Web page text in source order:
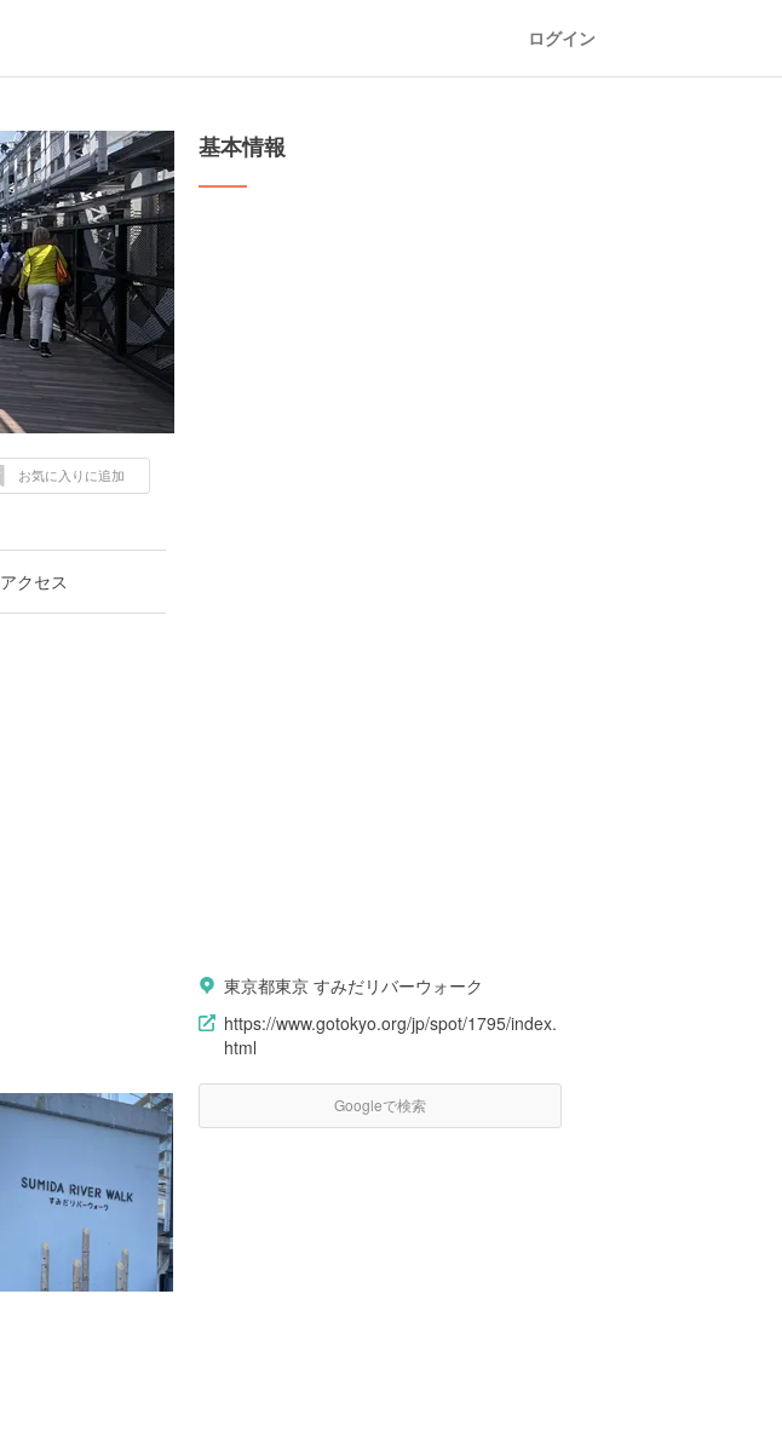
ログイン
お気に入りに追加
アクセス
基本情報
東京都東京 すみだリバーウォーク
https://www.gotokyo.org/jp/spot/1795/index.
html
Googleで検索